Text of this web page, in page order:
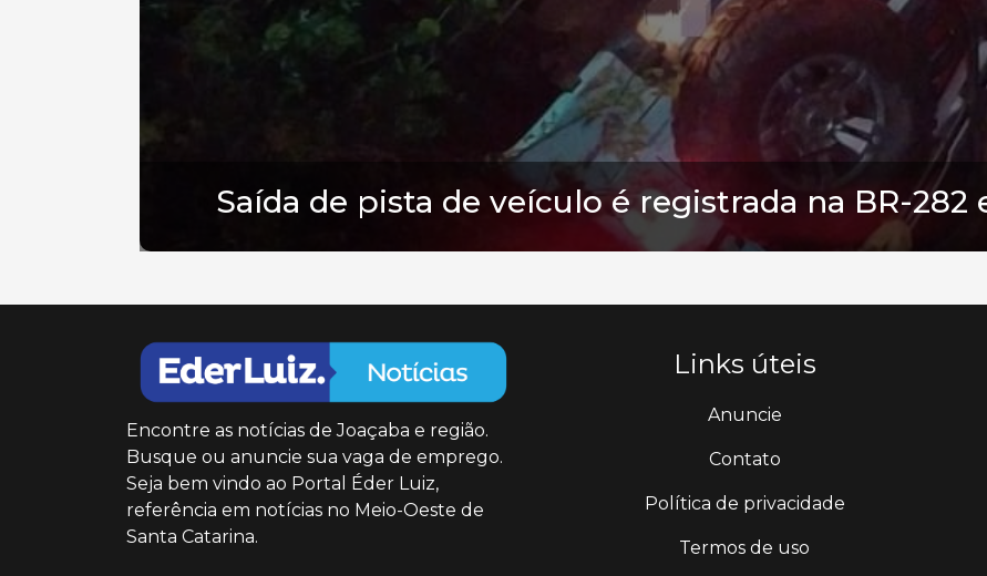
Saída de pista de veículo é registrada na BR-
Encontre as notícias de Joaçaba e região.
Busque ou anuncie sua vaga de emprego.
Seja bem vindo ao Portal Éder Luiz,
referência em notícias no Meio-Oeste de
Santa Catarina.
Links úteis
Anuncie
Contato
Política de privacidade
Termos de uso